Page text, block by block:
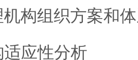
构组织方案和
应性分析